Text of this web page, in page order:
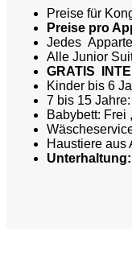
Preise für
Preise pro
Jedes
Alle Junior
GRATIS
Kinder bis 6
7 bis 15
Babybett: Frei
Haustiere aus
Unterhaltung: